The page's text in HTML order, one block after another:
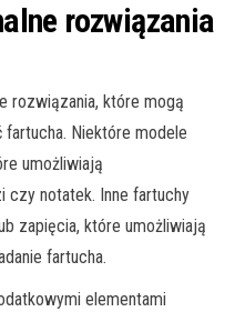
rozwiązania
rozwiązania, które mogą
Niektóre modele
umożliwiają
czy notatek. Inne fartuchy
zapięcia, które umożliwiają
fartucha.
elementami